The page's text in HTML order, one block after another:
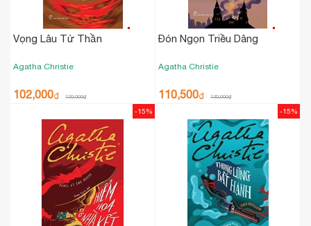
Vọng Lâu Tử Thần
Agatha Christie
102,000₫ 120,000₫
Đón Ngọn Triều Dâng
Agatha Christie
110,500₫ 130,000₫
-15% -15%